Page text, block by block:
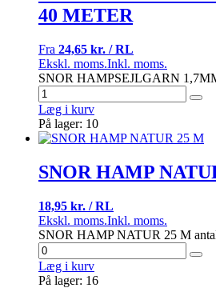
40 METER
Fra 24,65 kr. / RL
Ekskl. moms.Inkl. moms.
SNOR HAMPSEJLGARN
Læg i kurv
På lager: 10
SNOR HAMP
18,95 kr. / RL
Ekskl. moms.Inkl. moms.
SNOR HAMP NATUR 25 M
Læg i kurv
På lager: 16